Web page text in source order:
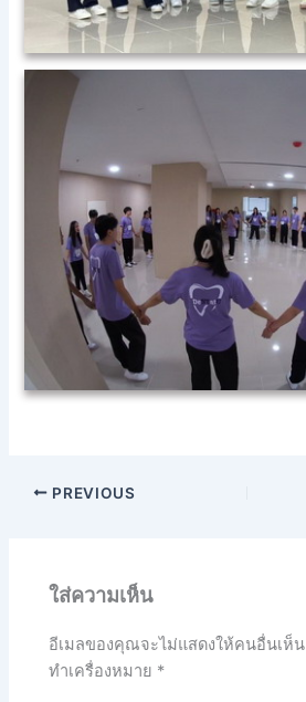
PREVIOUS
ใส่ความเห็น
อีเมลของคุณจะไม่แสดงให้คนอื่นเห็น
ทำเครื่องหมาย *